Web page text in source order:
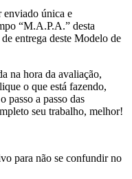
enviado única e
“M.A.P.A.” desta
entrega deste Modelo de
na hora da avaliação,
o que está fazendo,
passo a passo das
seu trabalho, melhor!
para não se confundir no